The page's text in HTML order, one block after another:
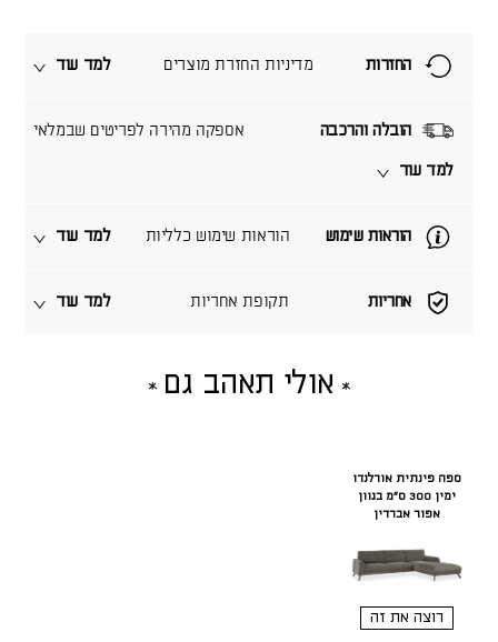
אחריות תקופת אחריות למד עוד
הוראות שימוש הוראות שימוש כלליות למד עוד
הובלה והרכבה אספקה מהירה לפריטים שבמלאי
למד עוד
החזרות מדיניות החזרת מוצרים למד עוד
אולי תאהב גם
ספה פינתית אורלנדו
ימין 300 ס"מ בגוון
אפור אברדין
רוצה את זה